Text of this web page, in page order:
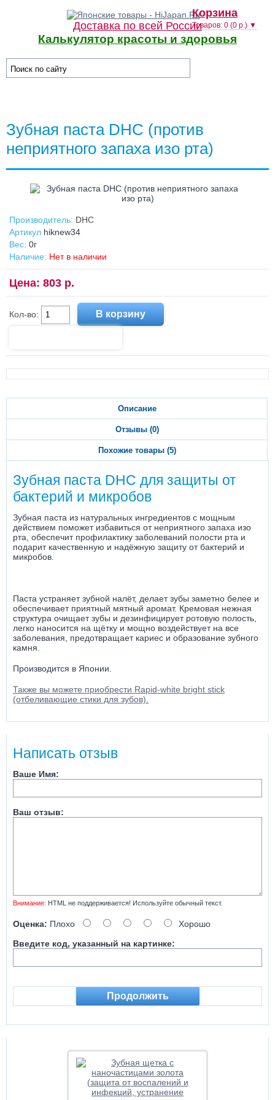
Доставка по всей России
Корзина
Товаров: 0 (0 р.) ▼
Калькулятор красоты и здоровья
Зубная паста DHC (против
неприятного запаха изо рта)
Производитель: DHC
Артикул hiknew34
Вес: 0г
Наличие: Нет в наличии
Цена: 803 р.
Кол-во:
Описание
Отзывы (0)
Похожие товары (5)
Зубная паста DHC для защиты от
бактерий и микробов
Зубная паста из натуральных ингредиентов с мощным
действием поможет избавиться от неприятного запаха изо
рта, обеспечит профилактику заболеваний полости рта и
подарит качественную и надёжную защиту от бактерий и
микробов.
Паста устраняет зубной налёт, делает зубы заметно белее и
обеспечивает приятный мятный аромат. Кремовая нежная
структура очищает зубы и дезинфицирует ротовую полость,
легко наносится на щётку и мощно воздействует на все
заболевания, предотвращает кариес и образование зубного
камня.
Производится в Японии.
Также вы можете приобрести Rapid-white bright stick
(отбеливающие стики для зубов).
Написать отзыв
Ваше Имя:
Ваш отзыв:
Внимание: HTML не поддерживается! Используйте обычный текст.
Оценка: Плохо
Хорошо
Введите код, указанный на картинке:
Продолжить